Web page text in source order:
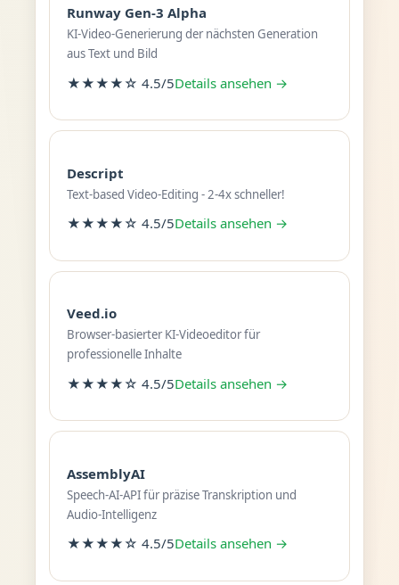
Runway Gen-3 Alpha
KI-Video-Generierung der nächsten Generation
aus Text und Bild
★★★★☆ 4.5/5Details ansehen →
Descript
Text-based Video-Editing - 2-4x schneller!
★★★★☆ 4.5/5Details ansehen →
Veed.io
Browser-basierter KI-Videoeditor für
professionelle Inhalte
★★★★☆ 4.5/5Details ansehen →
AssemblyAI
Speech-AI-API für präzise Transkription und
Audio-Intelligenz
★★★★☆ 4.5/5Details ansehen →